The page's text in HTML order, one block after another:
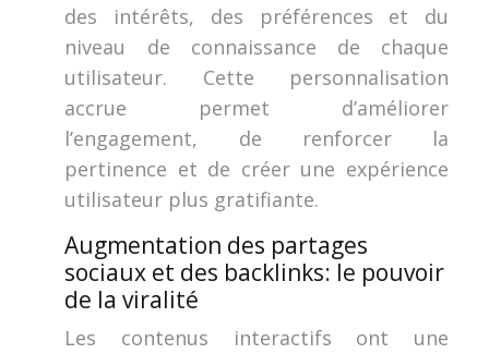
des intérêts, des préférences et du
niveau de connaissance de chaque
utilisateur. Cette personnalisation
accrue permet d’améliorer
l’engagement, de renforcer la
pertinence et de créer une expérience
utilisateur plus gratifiante.
Augmentation des partages
sociaux et des backlinks: le pouvoir
de la viralité
Les contenus interactifs ont une